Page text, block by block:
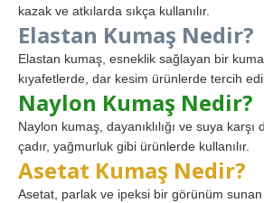
kazak ve atkılarda sıkça kullanılır.
Elastan Kumaş Nedir?
Elastan kumaş, esneklik sağlayan bir
kıyafetlerde, dar kesim ürünlerde tercih
Naylon Kumaş Nedir?
Naylon kumaş, dayanıklılığı ve suya karşı
çadır, yağmurluk gibi ürünlerde kullanılır.
Asetat Kumaş Nedir?
Asetat, parlak ve ipeksi bir görünüm